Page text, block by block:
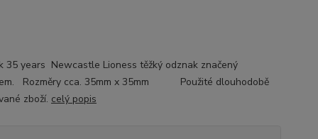
35 years Newcastle Lioness těžký odznak značený
Rozměry cca. 35mm x 35mm Použité dlouhodobě
zboží. celý popis